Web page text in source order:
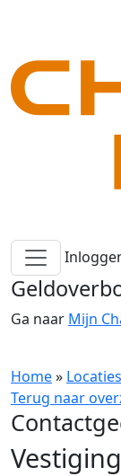
Ga naar Mijn
Home» Locaties
Terug naar